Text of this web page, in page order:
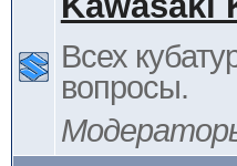
Всех
вопросы.